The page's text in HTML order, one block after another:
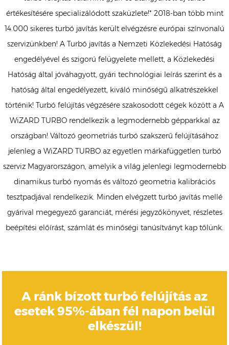
értékesítésére specializálódott szaküzlete!* 2018-ban több mint
14.000 sikeres turbó javítás került elvégzésre európai színvonalú
szervizünkben! A Turbó javítás a Nemzeti Közlekedési Hatóság
engedélyével és szigorú felügyelete mellett, a Közlekedési
Hatóság által jóváhagyott, gyári technológiai leírás szerint és a
hatóság által engedélyezett, kiváló minőségű alkatrészekkel
történik! Turbó felújítás végzésére szakosodott cégek között a A
WiZARD TURBO rendelkezik a legmodernebb gépparkkal az
országban! Változó geometriás turbó szakszerű felújításához
jelenleg a WiZARD TURBO az egyetlen márkafüggetlen turbó
szerviz Magyarországon, amelyik a világ jelenlegi legmodernebb
dinamikus turbó nyomás és változó geometria kalibrációs
tesztpadjával rendelkezik. Minden elvégzett turbó javítás mellé
gyárival megegyező garanciát, mérési jegyzőkönyvet, részletes
beépítési előírást, számlát és minőségi tanúsítványt kap tőlünk.
A ránk bízott turbó felújítás az
esetek 95%-ában fél napon belül
elkészül!